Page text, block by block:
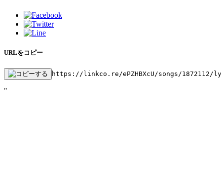
URLをコピー
https://linkco.re/ePZHBXcU/songs/1872112/
"